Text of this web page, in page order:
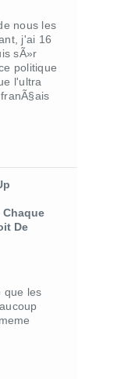
nous les
j'ai 16
sÃ»r
politique
l'ultra
Chaque
De
que les